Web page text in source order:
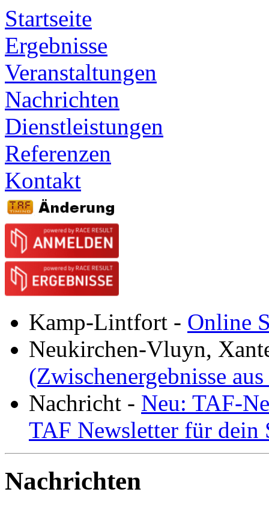
Startseite
Ergebnisse
Veranstaltungen
Nachrichten
Dienstleistungen
Referenzen
Kontakt
Kamp-Lintfort - Online
Neukirchen-Vluyn,
(Zwischenergebnisse
Nachricht - Neu: TAF-
TAF Newsletter für dein
Nachrichten